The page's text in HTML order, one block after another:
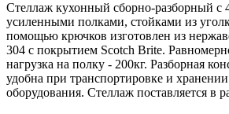
Стеллаж кухонный сборно-разборный с
усиленными полками, стойками из
помощью крючков изготовлен из
304 с покрытием Scotch Brite.
нагрузка на полку - 200кг. Разборная
удобна при транспортировке и
оборудования. Стеллаж поставляется в